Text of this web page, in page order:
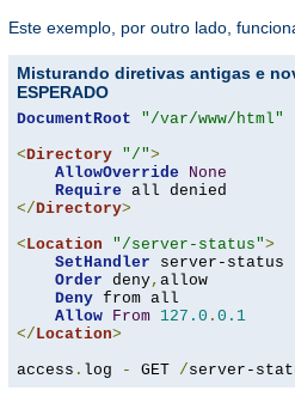
Este exemplo, por outro lado,
Misturando diretivas antigas e
ESPERADO
DocumentRoot
"/var/www/html"
<Directory "/">
AllowOverride
None
Require
</Directory>
<Location "/server-status">
SetHandler server-status
Order deny, allow
Deny from all
Allow From 127.0 . 0.1
</Location>
access . log - GET /server-